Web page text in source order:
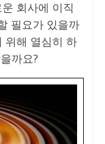
회사에 이직
필요가 있을까
위해 열심히 하
까요?